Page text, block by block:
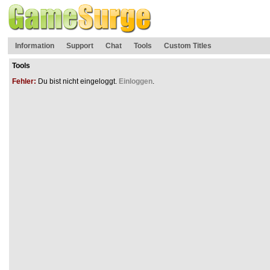
Information Support Chat Tools Custom Titles
Tools
Fehler: Du bist nicht eingeloggt. Einloggen.